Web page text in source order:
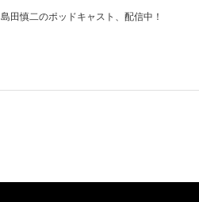
島田慎二のポッドキャスト、配信中！